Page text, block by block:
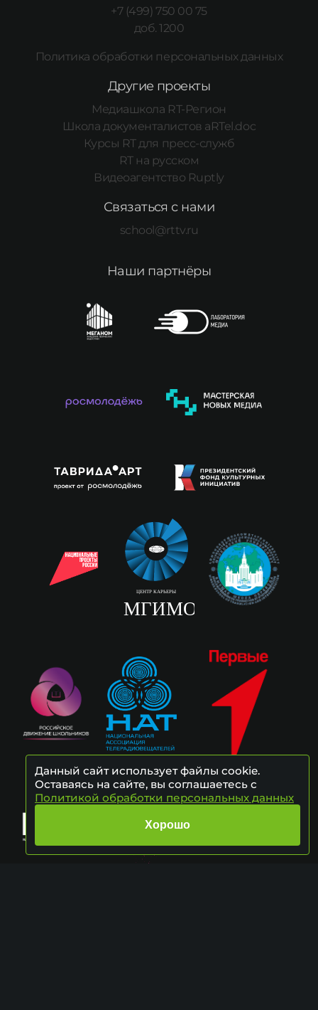
+7 (499) 750 00 75
доб. 1200
Политика обработки персональных данных
Другие проекты
Медиашкола RT-Регион
Школа документалистов aRTel.doc
Курсы RT для пресс-служб
RT на русском
Видеоагентство Ruptly
Связаться с нами
school@rttv.ru
Наши партнёры
Данный сайт использует файлы cookie.
Оставаясь на сайте, вы соглашаетесь с
Политикой обработки персональных данных
Хорошо